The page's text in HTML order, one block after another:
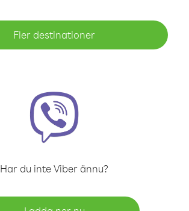
Fler destinationer
Har du inte Viber ännu?